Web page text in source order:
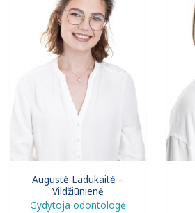
Augustė Ladukaitė –
Vildžiūnienė
Gydytoja odontologė